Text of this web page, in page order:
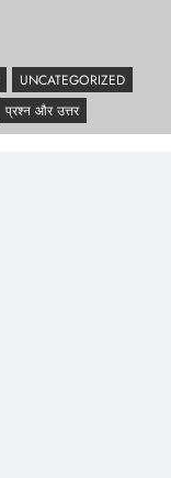
UNCATEGORIZED
प्रश्न और उत्तर